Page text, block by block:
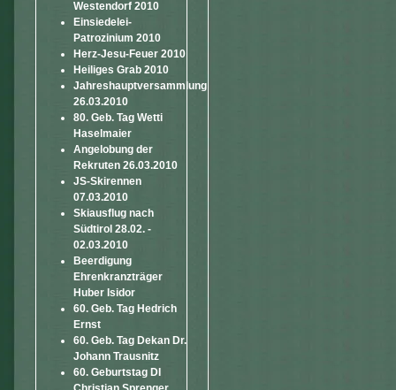
Westendorf 2010
Einsiedelei-
Patrozinium 2010
Herz-Jesu-Feuer 2010
Heiliges Grab 2010
Jahreshauptversammlung
26.03.2010
80. Geb. Tag Wetti
Haselmaier
Angelobung der
Rekruten 26.03.2010
JS-Skirennen
07.03.2010
Skiausflug nach
Südtirol 28.02. -
02.03.2010
Beerdigung
Ehrenkranzträger
Huber Isidor
60. Geb. Tag Hedrich
Ernst
60. Geb. Tag Dekan Dr.
Johann Trausnitz
60. Geburtstag DI